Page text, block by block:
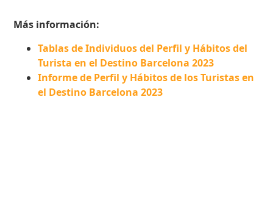
Más información:
Tablas de Individuos del Perfil y Hábitos del
Turista en el Destino Barcelona 2023
Informe de Perfil y Hábitos de los Turistas en
el Destino Barcelona 2023